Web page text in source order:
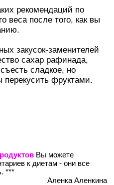
рекомендаций по
веса после того, как вы
закусок-заменителей
сахар рафинада,
сладкое, но
перекусить фруктами.
Вы можете
к диетам - они все
***
Аленка Аленкина